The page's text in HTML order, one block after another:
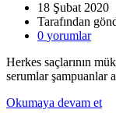
18 Şubat 2020
Tarafından
0 yorumlar
Herkes saçlarının
serumlar şampuanlar
Okumaya devam et